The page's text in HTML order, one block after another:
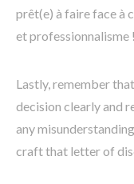
prêt(e) à faire face à
et professionnalisme !
Lastly, remember
decision clearly and
any
craft that letter of